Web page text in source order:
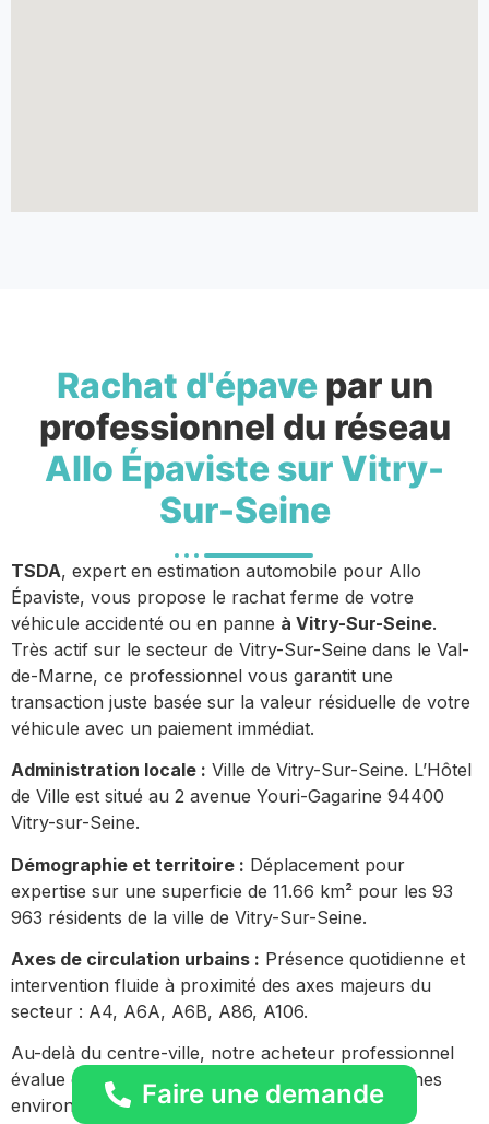
Rachat d'épavepar un
professionnel du réseau
Allo Épaviste sur Vitry-
Sur-Seine
TSDA, expert en estimation automobile pour Allo
Épaviste, vous propose le rachat ferme de votre
véhicule accidenté ou en panne à Vitry-Sur-Seine.
Très actif sur le secteur de Vitry-Sur-Seine dans le Val-
de-Marne, ce professionnel vous garantit une
transaction juste basée sur la valeur résiduelle de votre
véhicule avec un paiement immédiat.
Administration locale : Ville de Vitry-Sur-Seine. L’Hôtel
de Ville est situé au 2 avenue Youri-Gagarine 94400
Vitry-sur-Seine.
Démographie et territoire : Déplacement pour
expertise sur une superficie de 11.66 km² pour les 93
963 résidents de la ville de Vitry-Sur-Seine.
Axes de circulation urbains : Présence quotidienne et
intervention fluide à proximité des axes majeurs du
secteur : A4, A6A, A6B, A86, A106.
Au-delà du centre-ville, notre acheteur professionnel
évalue et rachète des véhicules dans les communes
environnantes : Faire une demande